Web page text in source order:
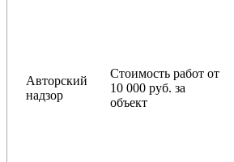
Авторский
надзор
Стоимость работ от
10 000 руб. за
объект